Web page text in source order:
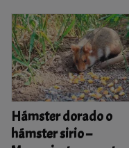
Hámster dorado o
hámster sirio –